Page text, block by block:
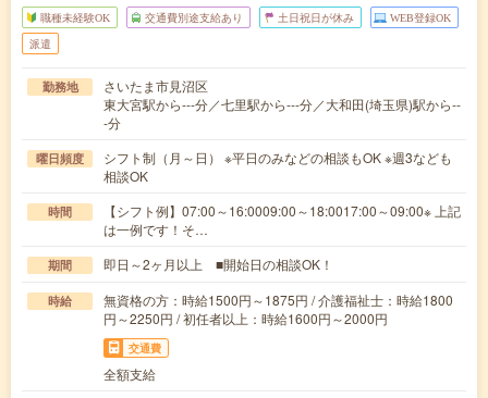
職種未経験OK 交通費別途支給あり 土日祝日が休み WEB登録OK
派遣
勤務地
さいたま市見沼区
東大宮駅から---分／七里駅から---分／大和田(埼玉県)駅から--
-分
曜日頻度
シフト制（月～日） ※平日のみなどの相談もOK ※週3なども
相談OK
時間
【シフト例】07:00～16:0009:00～18:0017:00～09:00※ 上記
は一例です！そ…
期間 即日～2ヶ月以上 ■開始日の相談OK！
時給
無資格の方：時給1500円～1875円 / 介護福祉士：時給1800
円～2250円 / 初任者以上：時給1600円～2000円
交通費
全額支給